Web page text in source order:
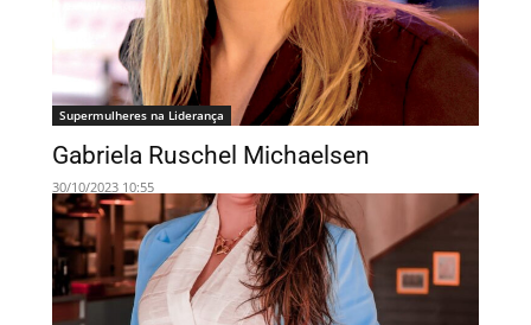
Supermulheres na Liderança
Gabriela Ruschel Michaelsen
30/10/2023 10:55